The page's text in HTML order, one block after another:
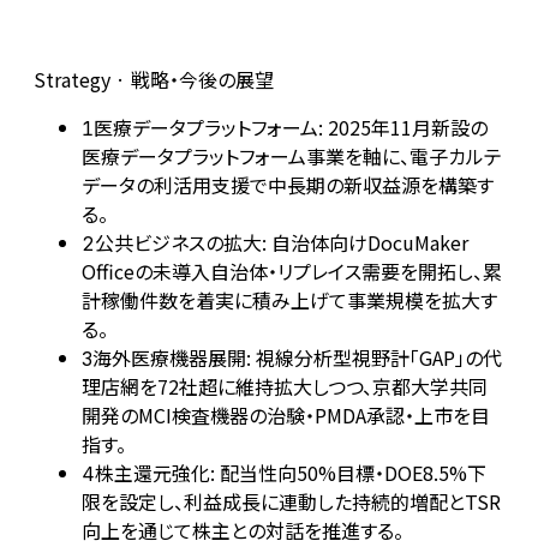
Strategy · 戦略・今後の展望
1医療データプラットフォーム: 2025年11月新設の
医療データプラットフォーム事業を軸に、電子カルテ
データの利活用支援で中長期の新収益源を構築す
る。
2公共ビジネスの拡大: 自治体向けDocuMaker
Officeの未導入自治体・リプレイス需要を開拓し、累
計稼働件数を着実に積み上げて事業規模を拡大す
る。
3海外医療機器展開: 視線分析型視野計「GAP」の代
理店網を72社超に維持拡大しつつ、京都大学共同
開発のMCI検査機器の治験・PMDA承認・上市を目
指す。
4株主還元強化: 配当性向50%目標・DOE8.5%下
限を設定し、利益成長に連動した持続的増配とTSR
向上を通じて株主との対話を推進する。